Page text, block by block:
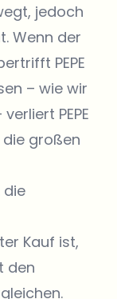
jedoch
Wenn der
PEPE
– wie wir
PEPE
großen
die
Kauf ist,
den